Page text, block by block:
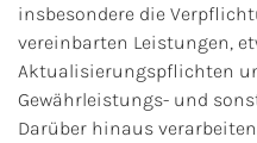
insbesondere die
vereinbarten Leistungen,
Aktualisierungspflichten
Gewährleistungs- und
Darüber hinaus